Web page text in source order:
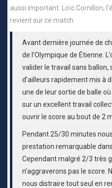
aussi important. Loïc Cornillon,
revient sur ce match.
Avant dernière journée de
de l’Olympique de Étienne.
valider le travail sans ballon,
d’ailleurs rapidement mis à
une de leur sortie de balle
sur un excellent travail
ouvrir le score au bout de 2
Pendant 25/30 minutes
prestation remarquable
Cependant malgré 2/3 très
n’aggraverons pas le score.
nous distraire tout seul en